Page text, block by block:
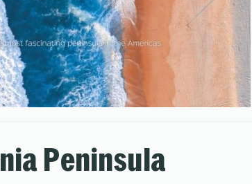
Peninsula